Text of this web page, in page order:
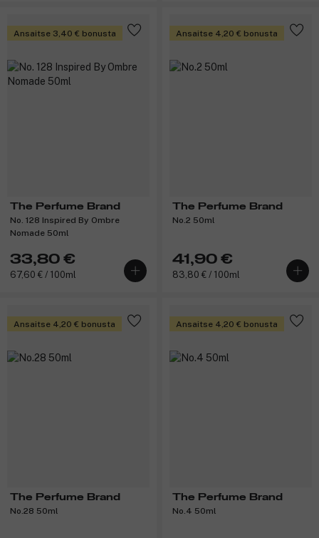
Ansaitse 3,40 € bonusta
The Perfume Brand
No. 128 Inspired By Ombre
Nomade 50ml
33,80 €
67,60 € / 100ml
Ansaitse 4,20 € bonusta
The Perfume Brand
No.2 50ml
41,90 €
83,80 € / 100ml
Ansaitse 4,20 € bonusta
The Perfume Brand
No.28 50ml
Ansaitse 4,20 € bonusta
The Perfume Brand
No.4 50ml